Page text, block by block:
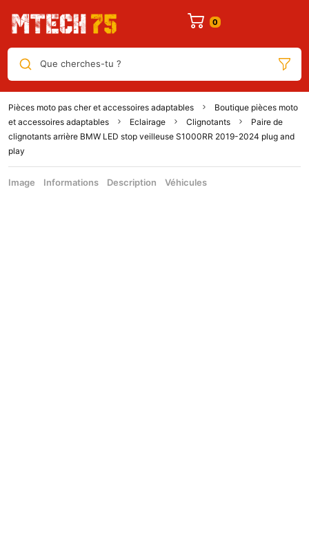
Que cherches-tu ?
Pièces moto pas cher et accessoires adaptables
Boutique pièces moto
et accessoires adaptables
Eclairage Clignotants
Paire de
clignotants arrière BMW LED stop veilleuse S1000RR 2019-2024 plug and
play
Image Informations Description Véhicules